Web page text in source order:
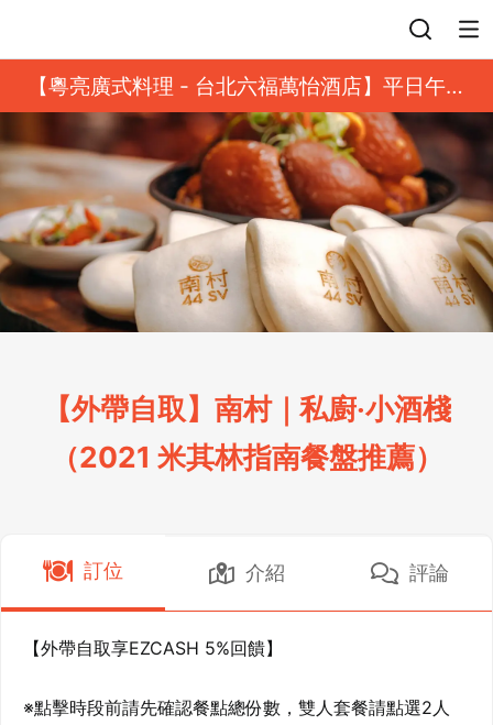
【粵亮廣式料理 - 台北六福萬怡酒店】平日午餐
8 折起｜靓港點套餐
【外帶自取】南村｜私廚‧小酒棧
（2021 米其林指南餐盤推薦）
訂位 介紹 評論
【外帶自取享EZCASH 5%回饋】
※點擊時段前請先確認餐點總份數，雙人套餐請點選2人